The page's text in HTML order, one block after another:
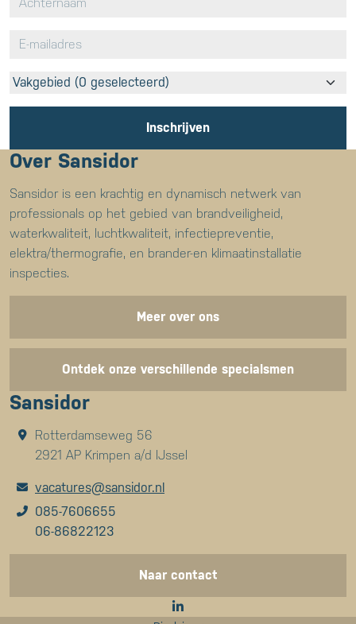
Vakgebied (0 geselecteerd)
Inschrijven
Over Sansidor
Sansidor is een krachtig en dynamisch netwerk van
professionals op het gebied van brandveiligheid,
waterkwaliteit, luchtkwaliteit, infectiepreventie,
elektra/thermografie, en brander-en klimaatinstallatie
inspecties.
Meer over ons
Ontdek onze verschillende specialsmen
Sansidor
Rotterdamseweg 56
2921 AP Krimpen a/d IJssel
vacatures@sansidor.nl
085-7606655
06-86822123
Naar contact